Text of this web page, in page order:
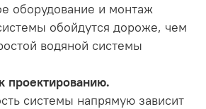
оборудование и монтаж
обойдутся дороже, чем
водяной системы
проектированию.
системы напрямую зависит